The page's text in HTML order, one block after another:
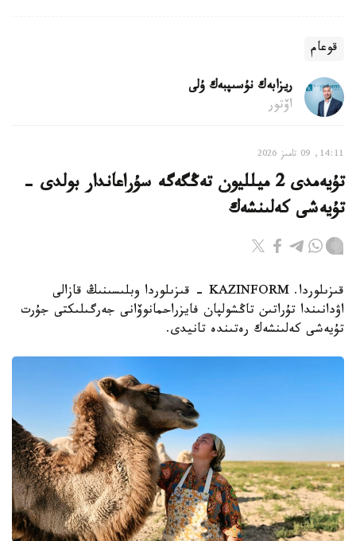
قوعام
ريزابەك نۇسىپبەك ۇلى
اۆتور
14:11, 09 تامىز 2026
تۇيەمدى 2 ميلليون تەڭگەگە سۇراعاندار بولدى -
تۇيەشى كەلىنشەك
قىزىلوردا. KAZINFORM - قىزىلوردا وبلىسىنىڭ قازالى
اۋدانىندا تۇراتىن تاڭشولپان فايزراحمانوۆانى جەرگىلىكتى جۇرت
تۇيەشى كەلىنشەك رەتىندە تانيدى.